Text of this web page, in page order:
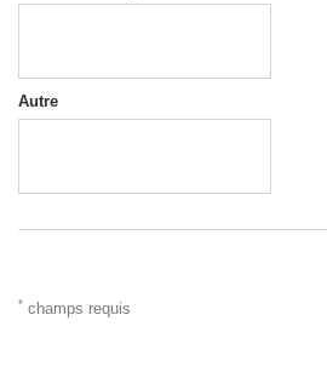
Autre
* champs requis